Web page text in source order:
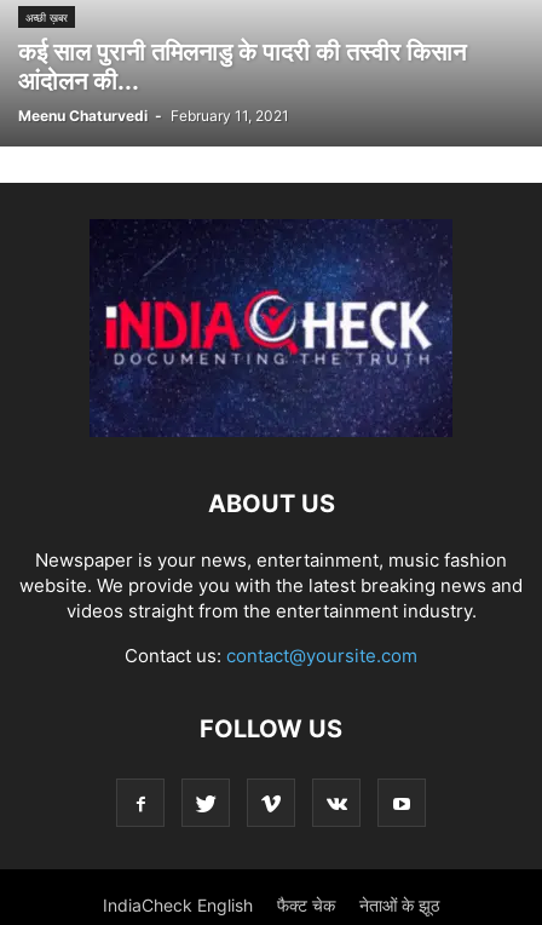
अच्छी ख़बर
कई साल पुरानी तमिलनाडु के पादरी की तस्वीर किसान
आंदोलन की...
Meenu Chaturvedi - February 11, 2021
ABOUT US
Newspaper is your news, entertainment, music fashion
website. We provide you with the latest breaking news and
videos straight from the entertainment industry.
Contact us: contact@yoursite.com
FOLLOW US
IndiaCheck English फैक्ट चेक नेताओं के झूठ